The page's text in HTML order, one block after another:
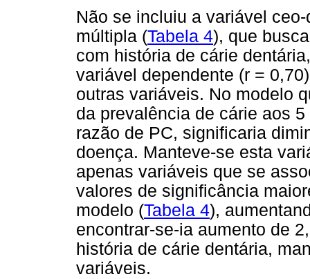
Não se incluiu a variável
múltipla (Tabela 4), que
com história de cárie
variável dependente (r =
outras variáveis. No modelo
da prevalência de cárie aos
razão de PC, significaria
doença. Manteve-se esta
apenas variáveis que se
valores de significância
modelo (Tabela 4),
encontrar-se-ia aumento de
história de cárie dentária,
variáveis.